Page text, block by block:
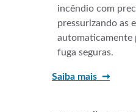
incêndio com
pressurizando as
automaticamente
fuga seguras.
Saiba mais  ➞